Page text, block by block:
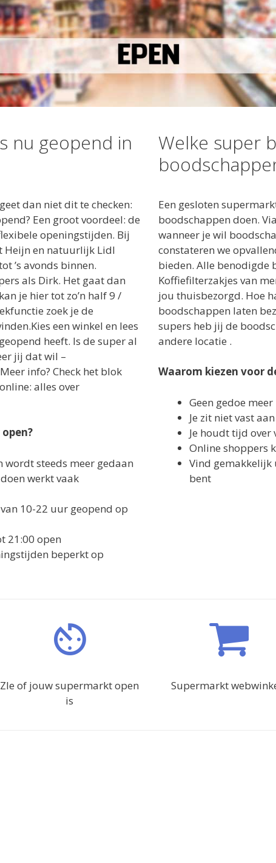
nu geopend in
dan niet dit te checken:
Een groot voordeel: de
openingstijden. Bij
Heijn en natuurlijk Lidl
’s avonds binnen.
als Dirk. Het gaat dan
je hier tot zo’n half 9 /
zoek je de
een winkel en lees
heeft. Is de super al
jij dat wil –
info? Check het blok
alles over
wordt steeds meer gedaan
werkt vaak
10-22 uur geopend op
21:00 open
beperkt op
Welke super
Een gesloten
boodschappen doen.
wanneer je wil
constateren we
bieden. Alle benodigde
Koffiefilterzakjes van
jou thuisbezorgd. Hoe
boodschappen laten
supers heb jij de
andere locatie .
Waarom kiezen voor
Geen gedoe
Je zit niet vast
Je houdt tijd over
Online shoppers
Vind gemakkelijk
bent
ZIe of jouw supermarkt open
is
Supermarkt